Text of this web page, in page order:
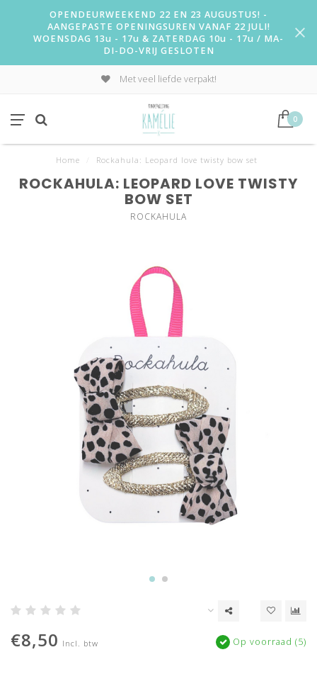
OPENDEURWEEKEND 22 EN 23 AUGUSTUS! -
AANGEPASTE OPENINGSUREN VANAF 22 JULI!
WOENSDAG 13u - 17u & ZATERDAG 10u - 17u / MA-
DI-DO-VRIJ GESLOTEN
Met veel liefde verpakt!
0
Home Rockahula: Leopard love twisty bow set
ROCKAHULA: LEOPARD LOVE TWISTY
BOW SET
ROCKAHULA
€8,50 Incl. btw Op voorraad (5)